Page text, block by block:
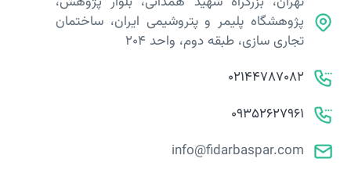
پژوهشگاه پلیمر و پتروشیمی ایران، ساختمان
تجاری سازی، طبقه دوم، واحد 204
02144787082
09352627961
info@fidarbaspar.com